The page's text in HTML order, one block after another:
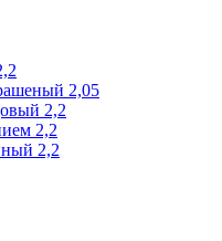
2,05
2,2
2,2
2,2